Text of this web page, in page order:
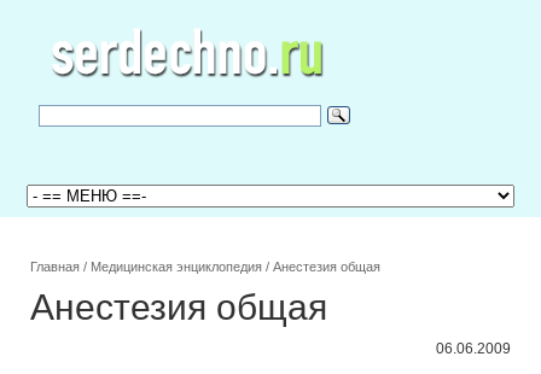
Главная / Медицинская энциклопедия / Анестезия общая
Анестезия общая
06.06.2009